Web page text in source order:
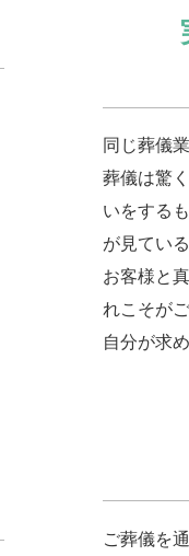
同じ葬儀
葬儀は驚
いをする
が見てい
お客様と
れこそが
自分が求
ご葬儀を